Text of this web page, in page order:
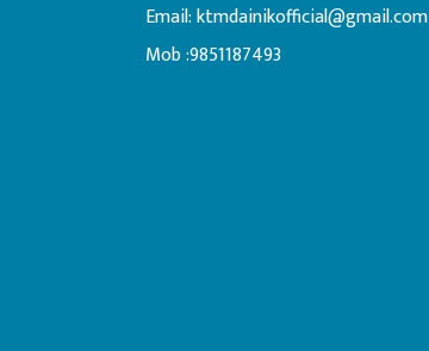
Email:ktmdainikofficial@gmail.com
Mob :9851187493